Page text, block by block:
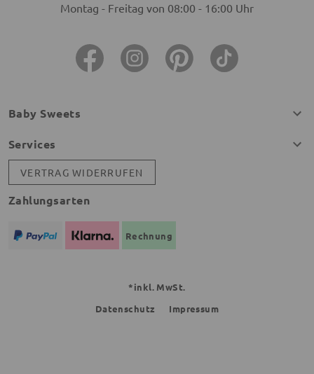
Montag - Freitag von 08:00 - 16:00 Uhr
Baby Sweets
Services
VERTRAG WIDERRUFEN
Zahlungsarten
Rechnung
*inkl. MwSt.
Datenschutz
Impressum